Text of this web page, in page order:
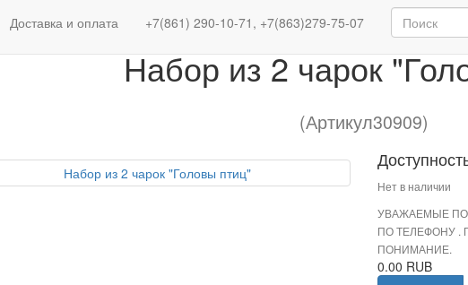
Доставка и оплата +7(861) 290-10-71, +7(863)279-75-07Набор из 2 чарок "Головы птиц"
Набор из 2 чарок
(Артикул30909)
Нет в наличии
УВАЖАЕМЫЕ
ПО ТЕЛЕФОНУ .
ПОНИМАНИЕ.
0.00 RUB